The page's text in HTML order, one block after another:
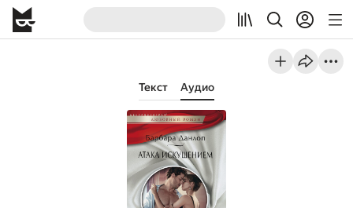
Текст Аудио